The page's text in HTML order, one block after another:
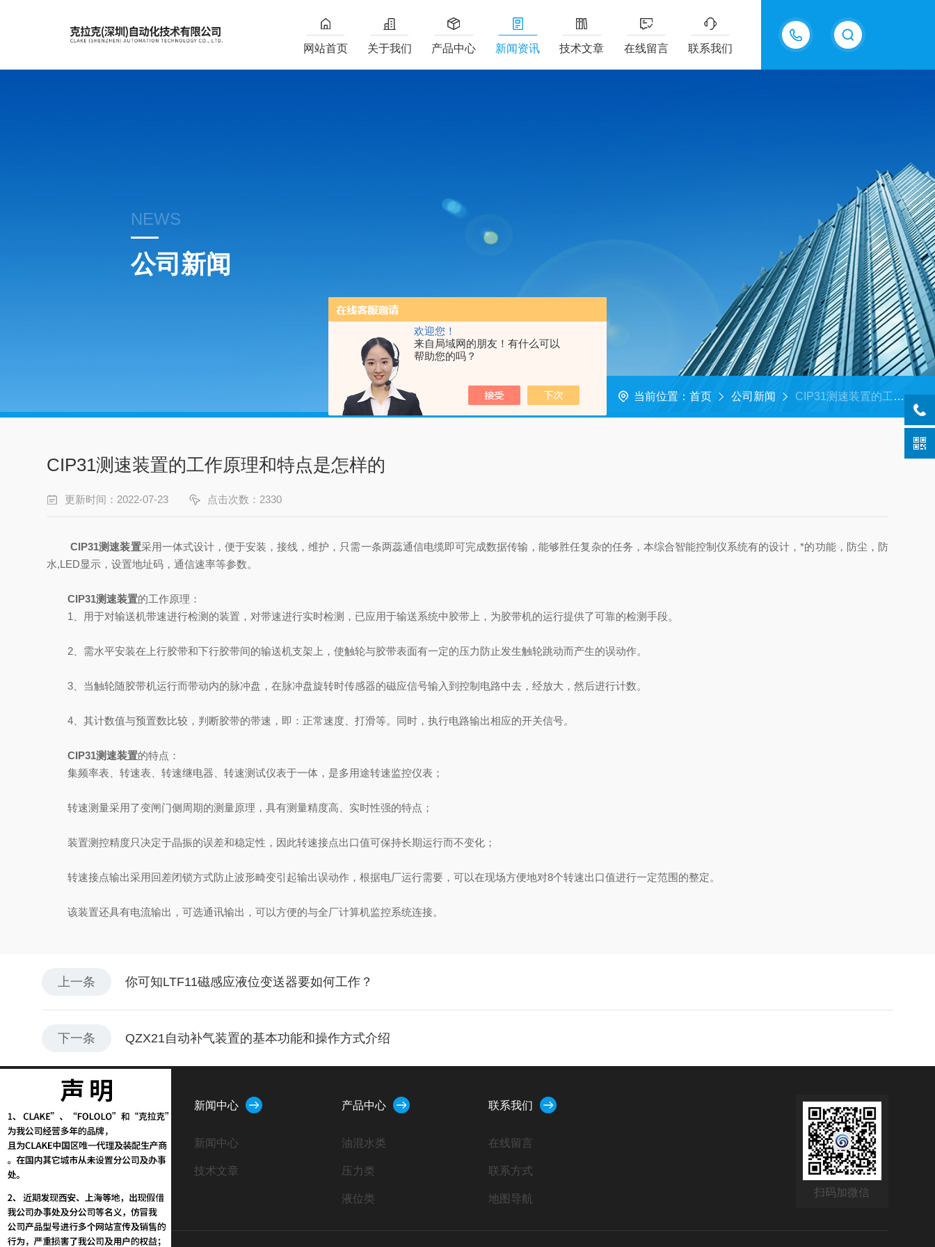
欢迎您！
来自局域网的朋友！有什么可以
帮助您的吗？
15361889375
网站首页 关于我们 产品中心 新闻资讯 技术文章 在线留言 联系我们
NEWS
公司新闻
当前位置： 首页 公司新闻 CIP31测速装置的工作原理和特点是怎样的
CIP31测速装置的工作原理和特点是怎样的
更新时间：2022-07-23 点击次数：2330
CIP31测速装置采用一体式设计，便于安装，接线，维护，只需一条两蕊通信电缆即可完成数据传输，能够胜任复杂的任务，本综合智能控制仪系统有的设计，*的功能，防尘，防
水,LED显示，设置地址码，通信速率等参数。
CIP31测速装置的工作原理：
1、用于对输送机带速进行检测的装置，对带速进行实时检测，已应用于输送系统中胶带上，为胶带机的运行提供了可靠的检测手段。
2、需水平安装在上行胶带和下行胶带间的输送机支架上，使触轮与胶带表面有一定的压力防止发生触轮跳动而产生的误动作。
3、当触轮随胶带机运行而带动内的脉冲盘，在脉冲盘旋转时传感器的磁应信号输入到控制电路中去，经放大，然后进行计数。
4、其计数值与预置数比较，判断胶带的带速，即：正常速度、打滑等。同时，执行电路输出相应的开关信号。
CIP31测速装置的特点：
集频率表、转速表、转速继电器、转速测试仪表于一体，是多用途转速监控仪表；
转速测量采用了变闸门侧周期的测量原理，具有测量精度高、实时性强的特点；
装置测控精度只决定于晶振的误差和稳定性，因此转速接点出口值可保持长期运行而不变化；
转速接点输出采用回差闭锁方式防止波形畸变引起输出误动作，根据电厂运行需要，可以在现场方便地对8个转速出口值进行一定范围的整定。
该装置还具有电流输出，可选通讯输出，可以方便的与全厂计算机监控系统连接。
上一条 你可知LTF11磁感应液位变送器要如何工作？
下一条 QZX21自动补气装置的基本功能和操作方式介绍
关于我们
公司简介
荣誉资质
新闻中心
新闻中心
技术文章
产品中心
油混水类
压力类
液位类
联系我们
在线留言
联系方式
地图导航
扫码加微信